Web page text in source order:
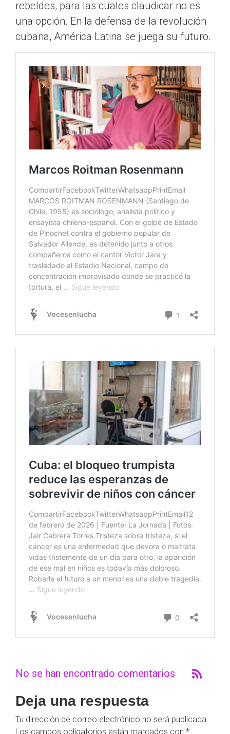
rebeldes, para las cuales claudicar no es
una opción. En la defensa de la revolución
cubana, América Latina se juega su futuro.
No se han encontrado comentarios
Deja una respuesta
Tu dirección de correo electrónico no será publicada.
Los campos obligatorios están marcados con *